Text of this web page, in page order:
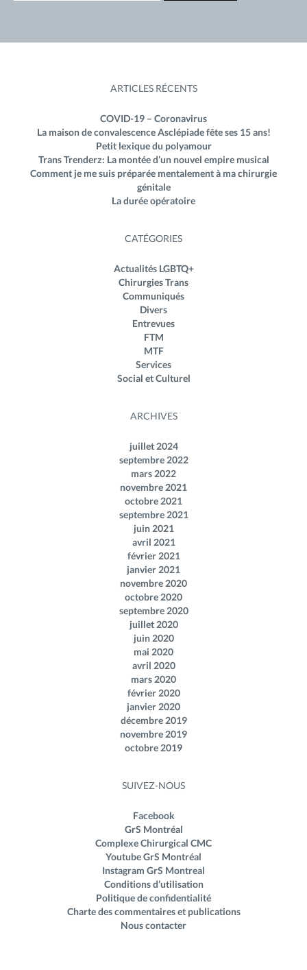
ARTICLES RÉCENTS
COVID-19 – Coronavirus
La maison de convalescence Asclépiade fête ses 15 ans!
Petit lexique du polyamour
Trans Trenderz: La montée d’un nouvel empire musical
Comment je me suis préparée mentalement à ma chirurgie
génitale
La durée opératoire
CATÉGORIES
Actualités LGBTQ+
Chirurgies Trans
Communiqués
Divers
Entrevues
FTM
MTF
Services
Social et Culturel
ARCHIVES
juillet 2024
septembre 2022
mars 2022
novembre 2021
octobre 2021
septembre 2021
juin 2021
avril 2021
février 2021
janvier 2021
novembre 2020
octobre 2020
septembre 2020
juillet 2020
juin 2020
mai 2020
avril 2020
mars 2020
février 2020
janvier 2020
décembre 2019
novembre 2019
octobre 2019
SUIVEZ-NOUS
Facebook
GrS Montréal
Complexe Chirurgical CMC
Youtube GrS Montréal
Instagram GrS Montreal
Conditions d’utilisation
Politique de confidentialité
Charte des commentaires et publications
Nous contacter